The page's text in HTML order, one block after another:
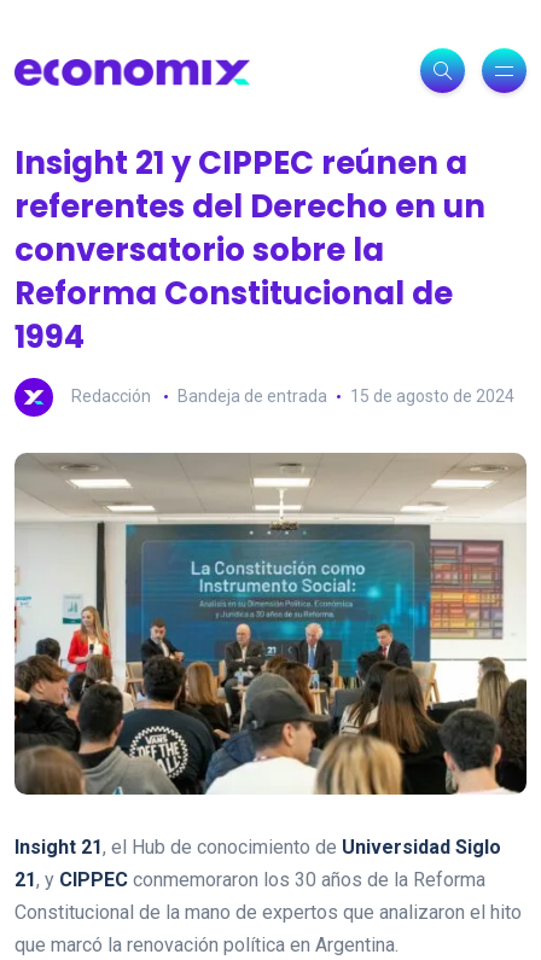
Insight 21 y CIPPEC reúnen a
referentes del Derecho en un
conversatorio sobre la
Reforma Constitucional de
1994
Redacción Bandeja de entrada 15 de agosto de 2024
Insight 21, el Hub de conocimiento de Universidad Siglo
21, y CIPPEC conmemoraron los 30 años de la Reforma
Constitucional de la mano de expertos que analizaron el hito
que marcó la renovación política en Argentina.